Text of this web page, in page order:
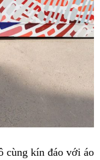
cùng kín đáo với áo